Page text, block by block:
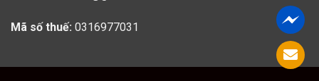
Mã số thuế: 0316977031